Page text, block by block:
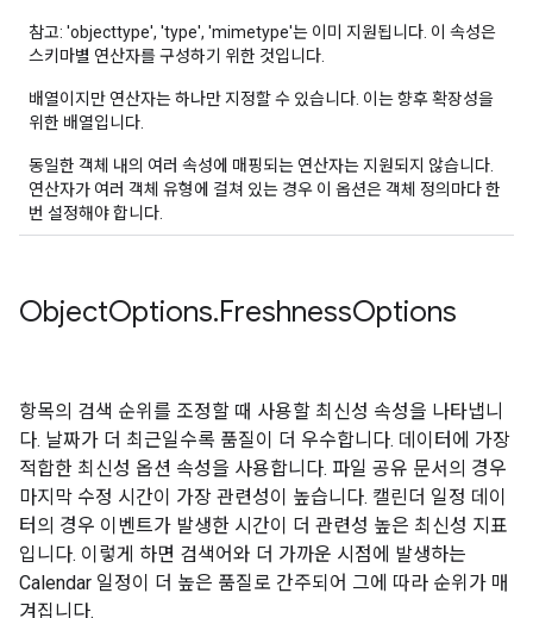
참고: 'objecttype', 'type', 'mimetype'는 이미 지원됩니다. 이 속성은
스키마별 연산자를 구성하기 위한 것입니다.
배열이지만 연산자는 하나만 지정할 수 있습니다. 이는 향후 확장성을
위한 배열입니다.
동일한 객체 내의 여러 속성에 매핑되는 연산자는 지원되지 않습니다.
연산자가 여러 객체 유형에 걸쳐 있는 경우 이 옵션은 객체 정의마다 한
번 설정해야 합니다.
ObjectOptions.FreshnessOptions
항목의 검색 순위를 조정할 때 사용할 최신성 속성을 나타냅니
다. 날짜가 더 최근일수록 품질이 더 우수합니다. 데이터에 가장
적합한 최신성 옵션 속성을 사용합니다. 파일 공유 문서의 경우
마지막 수정 시간이 가장 관련성이 높습니다. 캘린더 일정 데이
터의 경우 이벤트가 발생한 시간이 더 관련성 높은 최신성 지표
입니다. 이렇게 하면 검색어와 더 가까운 시점에 발생하는
Calendar 일정이 더 높은 품질로 간주되어 그에 따라 순위가 매
겨집니다.